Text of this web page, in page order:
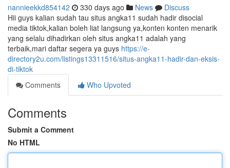
nannieekkd854142 330 days ago News
Discuss
Hii guys kalian sudah tau situs angka11 sudah hadir disocial
media tiktok,kalian boleh liat langsung ya,konten konten menarik
yang selalu dihadirkan oleh situs angka11 adalah yang
terbaik,mari daftar segera ya guys https://e-
directory2u.com/listings13311516/situs-angka11-hadir-dan-eksis-
di-tiktok
Comments
Who Upvoted
Comments
Submit a Comment
No HTML